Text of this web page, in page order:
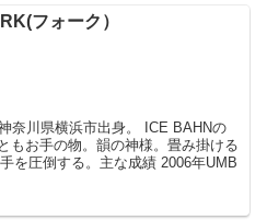
フォーク）
奈川県横浜市出身。 ICE BAHNの
もお手の物。韻の神様。畳み掛ける
を圧倒する。主な成績 2006年UMB